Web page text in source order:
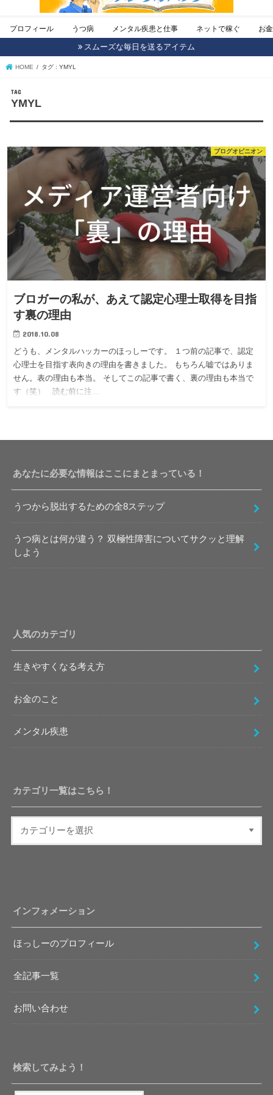
プロフィール うつ病 メンタル疾患と仕事 ネットで稼ぐ お
スムーズな毎日を送るアイテム
HOME タグ : YMYL
TAG
YMYL
ブログオピニオン
ブロガーの私が、あえて認定心理士取得を目指
す裏の理由
2018.10.08
どうも、メンタルハッカーのほっしーです。 １つ前の記事で、認定
心理士を目指す表向きの理由を書きました。 もちろん嘘ではありま
せん。表の理由も本当。 そしてこの記事で書く、裏の理由も本当で
す（笑） 読む前に注…
あなたに必要な情報はここにまとまっている！
うつから脱出するための全8ステップ
うつ病とは何が違う？ 双極性障害についてサクッと理解
しよう
人気のカテゴリ
生きやすくなる考え方
お金のこと
メンタル疾患
カテゴリ一覧はこちら！
インフォメーション
ほっしーのプロフィール
全記事一覧
お問い合わせ
検索してみよう！